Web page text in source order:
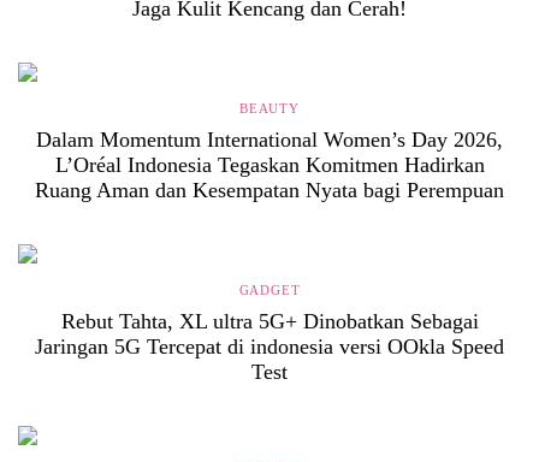
Jaga Kulit Kencang dan Cerah!
BEAUTY
Dalam Momentum International Women’s Day 2026,
L’Oréal Indonesia Tegaskan Komitmen Hadirkan
Ruang Aman dan Kesempatan Nyata bagi Perempuan
GADGET
Rebut Tahta, XL ultra 5G+ Dinobatkan Sebagai
Jaringan 5G Tercepat di indonesia versi OOkla Speed
Test